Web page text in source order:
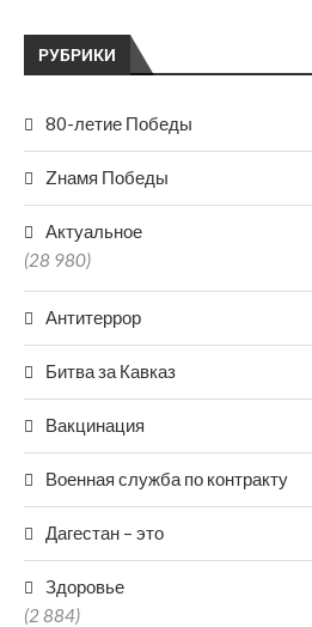
РУБРИКИ
80-летие Победы
Zнамя Победы
Актуальное
(28 980)
Антитеррор
Битва за Кавказ
Вакцинация
Военная служба по контракту
Дагестан – это
Здоровье
(2 884)